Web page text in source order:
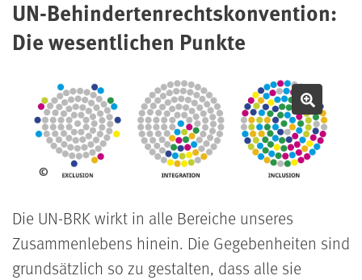
UN-Behindertenrechtskonvention:
Die wesentlichen Punkte
©
Die UN-BRK wirkt in alle Bereiche unseres
Zusammenlebens hinein. Die Gegebenheiten sind
grundsätzlich so zu gestalten, dass alle sie